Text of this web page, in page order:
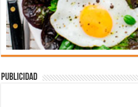
Publicidad